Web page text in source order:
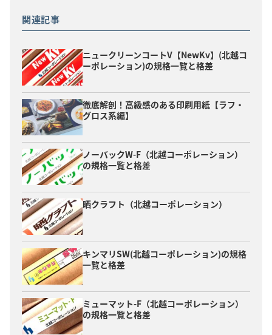
関連記事
ニュークリーンコートV【NewKv】(北越コ
ーポレーション)の規格一覧と格差
徹底解剖！高級感のある印刷用紙【ラフ・
グロス系編】
ノーバックW-F（北越コーポレーション）
の規格一覧と格差
晒クラフト（北越コーポレーション）
キンマリSW(北越コーポレーション)の規格
一覧と格差
ミューマット-F（北越コーポレーション）
の規格一覧と格差